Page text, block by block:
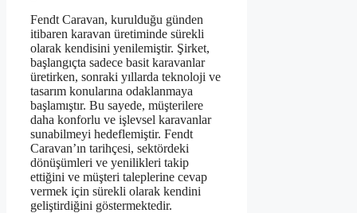
Fendt Caravan, kurulduğu günden
itibaren karavan üretiminde sürekli
olarak kendisini yenilemiştir. Şirket,
başlangıçta sadece basit karavanlar
üretirken, sonraki yıllarda teknoloji ve
tasarım konularına odaklanmaya
başlamıştır. Bu sayede, müşterilere
daha konforlu ve işlevsel karavanlar
sunabilmeyi hedeflemiştir. Fendt
Caravan’ın tarihçesi, sektördeki
dönüşümleri ve yenilikleri takip
ettiğini ve müşteri taleplerine cevap
vermek için sürekli olarak kendini
geliştirdiğini göstermektedir.